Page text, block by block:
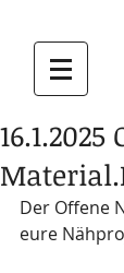
Der Offene
eure